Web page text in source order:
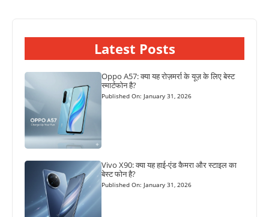
Latest Posts
Oppo A57: क्या यह रोज़मर्रा के यूज़ के लिए बेस्ट
स्मार्टफोन है?
Published On: January 31, 2026
Vivo X90: क्या यह हाई-एंड कैमरा और स्टाइल का
बेस्ट फोन है?
Published On: January 31, 2026